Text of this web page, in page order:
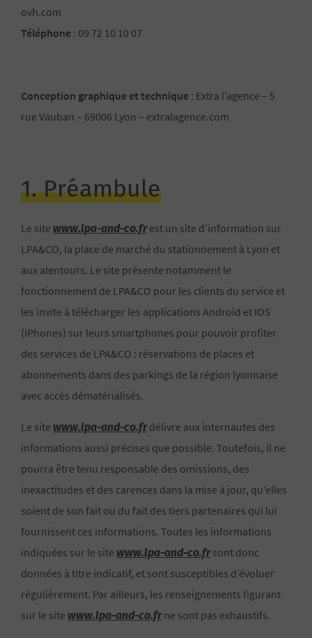
ovh.com
Téléphone: 09 72 10 10 07
Conception graphique et technique: Extra l’agence – 5
rue Vauban – 69006 Lyon – extralagence.com
1. Préambule
Le site www.lpa-and-co.frest un site d’information sur
LPA&CO, la place de marché du stationnement à Lyon et
aux alentours. Le site présente notamment le
fonctionnement de LPA&CO pour les clients du service et
les invite à télécharger les applications Android et IOS
(iPhones) sur leurs smartphones pour pouvoir profiter
des services de LPA&CO : réservations de places et
abonnements dans des parkings de la région lyonnaise
avec accès dématérialisés.
Le site www.lpa-and-co.frdélivre aux internautes des
informations aussi précises que possible. Toutefois, il ne
pourra être tenu responsable des omissions, des
inexactitudes et des carences dans la mise à jour, qu’elles
soient de son fait ou du fait des tiers partenaires qui lui
fournissent ces informations. Toutes les informations
indiquées sur le site www.lpa-and-co.frsont donc
données à titre indicatif, et sont susceptibles d’évoluer
régulièrement. Par ailleurs, les renseignements figurant
sur le site www.lpa-and-co.frne sont pas exhaustifs.